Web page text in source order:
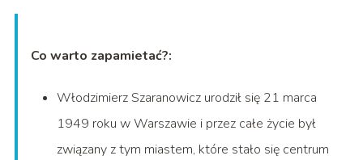
Co warto zapamietać?:
Włodzimierz Szaranowicz urodził się 21 marca
1949 roku w Warszawie i przez całe życie był
związany z tym miastem, które stało się centrum